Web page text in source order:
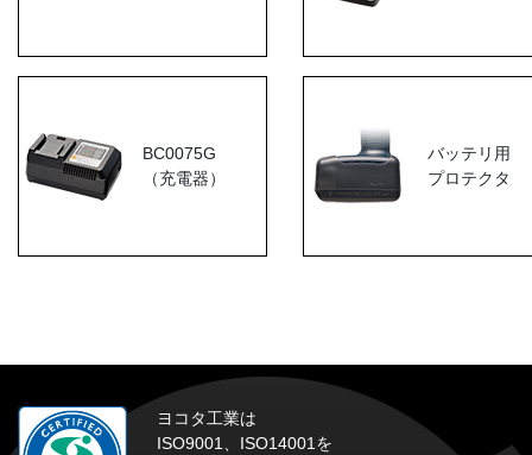
BC0075G
（充電器）
バッテリ用
プロテクタ
ヨコタ工業は
ISO9001、ISO14001を